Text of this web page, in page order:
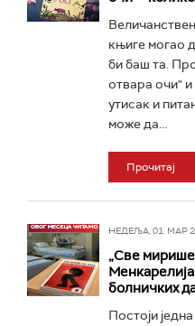
књиге могао
би баш та.
отвара очи" и
утисак и
може да...
Прочитај
НЕДЕЉА, 01. МАР
„Све мирише
болничких
Постоји